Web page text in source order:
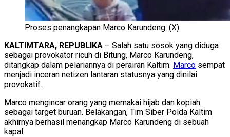
Proses penangkapan Marco Karundeng. (X)
KALTIMTARA, REPUBLIKA – Salah satu sosok yang diduga
sebagai provokator ricuh di Bitung, Marco Karundeng,
ditangkap dalam pelariannya di perairan Kaltim. Marco sempat
menjadi inceran netizen lantaran statusnya yang dinilai
provokatif.
Marco mengincar orang yang memakai hijab dan kopiah
sebagai target buruan. Belakangan, Tim Siber Polda Kaltim
akhirnya berhasil menangkap Marco Karundeng di sebuah
kapal.